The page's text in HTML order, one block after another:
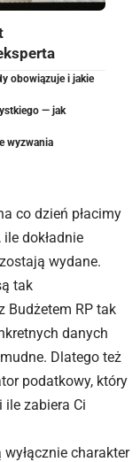
obowiązuje i jakie
— jak
wyzwania
co dzień płacimy
dokładnie
wydane.
tak
Budżetem RP tak
danych
Dlatego też
podatkowy, który
ile zabiera Ci
charakter